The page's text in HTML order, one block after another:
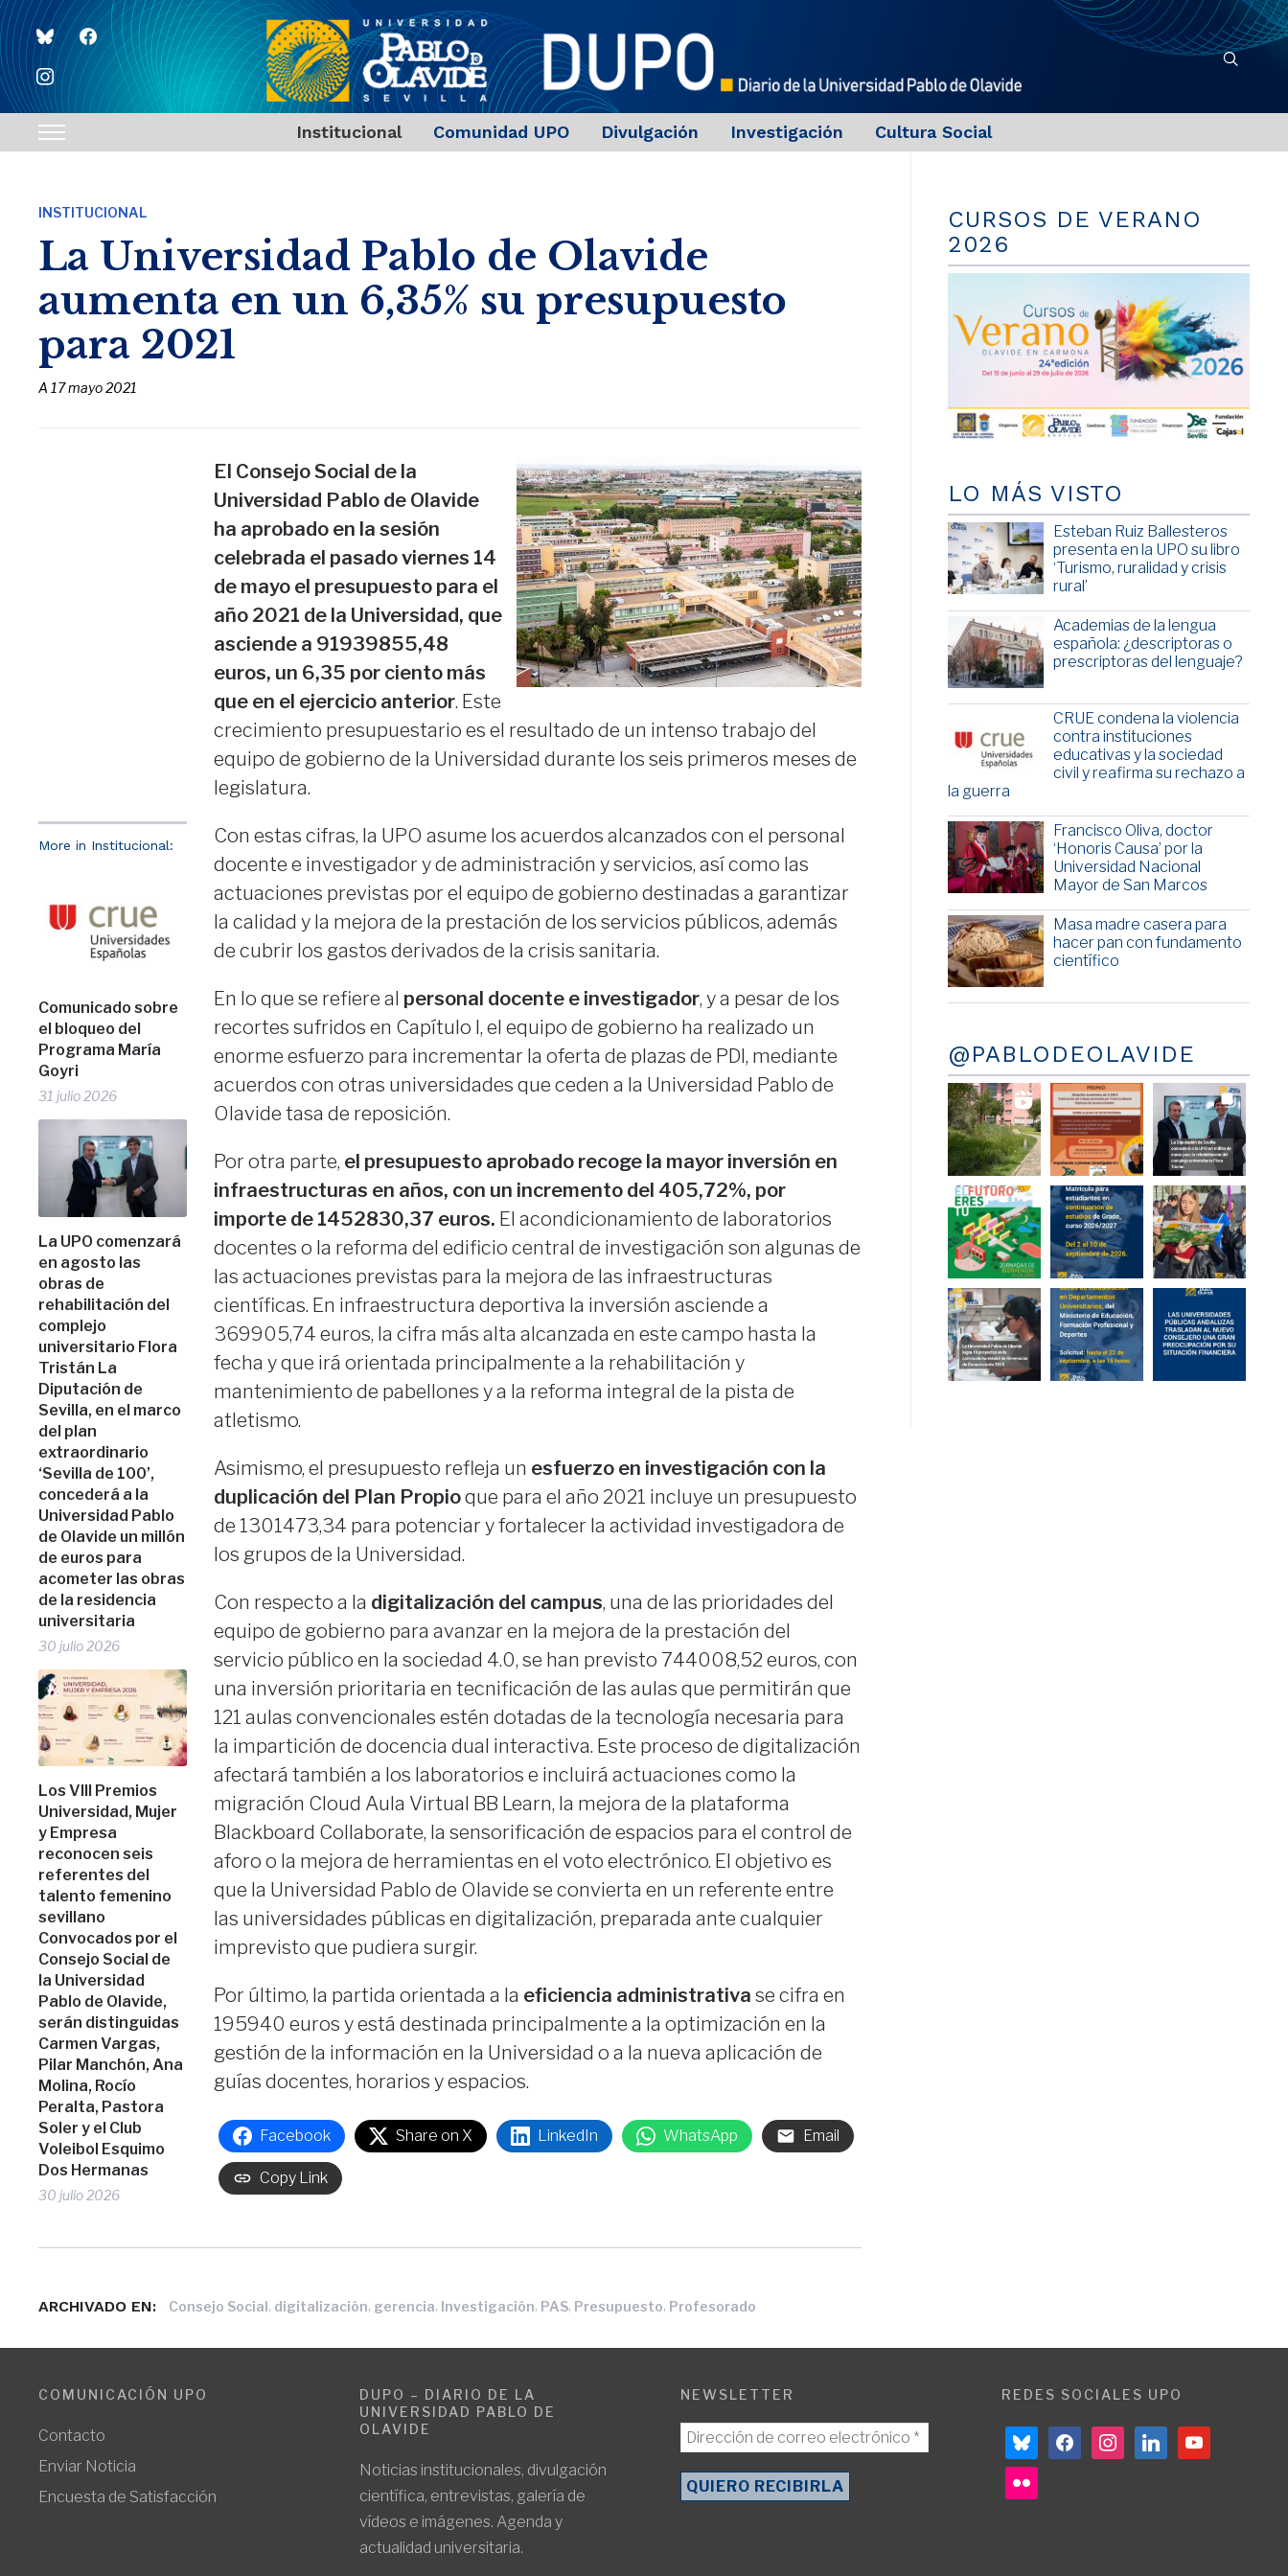
blueskyfacebook
instagram
Toggle
navigation
Institucional Comunidad UPO Divulgación Investigación Cultura Social
INSTITUCIONAL
La Universidad Pablo de Olavide
aumenta en un 6,35% su presupuesto
para 2021
A 17 mayo 2021
More in Institucional:
Comunicado sobre
el bloqueo del
Programa María
Goyri
31 julio 2026
La UPO comenzará
en agosto las
obras de
rehabilitación del
complejo
universitario Flora
Tristán La
Diputación de
Sevilla, en el marco
del plan
extraordinario
‘Sevilla de 100’,
concederá a la
Universidad Pablo
de Olavide un millón
de euros para
acometer las obras
de la residencia
universitaria
30 julio 2026
Los VIII Premios
Universidad, Mujer
y Empresa
reconocen seis
referentes del
talento femenino
sevillano
Convocados por el
Consejo Social de
la Universidad
Pablo de Olavide,
serán distinguidas
Carmen Vargas,
Pilar Manchón, Ana
Molina, Rocío
Peralta, Pastora
Soler y el Club
Voleibol Esquimo
Dos Hermanas
30 julio 2026
El Consejo Social de la
Universidad Pablo de Olavide
ha aprobado en la sesión
celebrada el pasado viernes 14
de mayo el presupuesto para el
año 2021 de la Universidad, que
asciende a 91939855,48
euros, un 6,35 por ciento más
que en el ejercicio anterior. Este
crecimiento presupuestario es el resultado de un intenso trabajo del
equipo de gobierno de la Universidad durante los seis primeros meses de
legislatura.
Con estas cifras, la UPO asume los acuerdos alcanzados con el personal
docente e investigador y de administración y servicios, así como las
actuaciones previstas por el equipo de gobierno destinadas a garantizar
la calidad y la mejora de la prestación de los servicios públicos, además
de cubrir los gastos derivados de la crisis sanitaria.
En lo que se refiere al personal docente e investigador, y a pesar de los
recortes sufridos en Capítulo I, el equipo de gobierno ha realizado un
enorme esfuerzo para incrementar la oferta de plazas de PDI, mediante
acuerdos con otras universidades que ceden a la Universidad Pablo de
Olavide tasa de reposición.
Por otra parte, el presupuesto aprobado recoge la mayor inversión en
infraestructuras en años, con un incremento del 405,72%, por
importe de 1452830,37 euros. El acondicionamiento de laboratorios
docentes o la reforma del edificio central de investigación son algunas de
las actuaciones previstas para la mejora de las infraestructuras
científicas. En infraestructura deportiva la inversión asciende a
369905,74 euros, la cifra más alta alcanzada en este campo hasta la
fecha y que irá orientada principalmente a la rehabilitación y
mantenimiento de pabellones y a la reforma integral de la pista de
atletismo.
Asimismo, el presupuesto refleja un esfuerzo en investigación con la
duplicación del Plan Propioque para el año 2021 incluye un presupuesto
de 1301473,34 para potenciar y fortalecer la actividad investigadora de
los grupos de la Universidad.
Con respecto a la digitalización del campus, una de las prioridades del
equipo de gobierno para avanzar en la mejora de la prestación del
servicio público en la sociedad 4.0, se han previsto 744008,52 euros, con
una inversión prioritaria en tecnificación de las aulas que permitirán que
121 aulas convencionales estén dotadas de la tecnología necesaria para
la impartición de docencia dual interactiva. Este proceso de digitalización
afectará también a los laboratorios e incluirá actuaciones como la
migración Cloud Aula Virtual BB Learn, la mejora de la plataforma
Blackboard Collaborate, la sensorificación de espacios para el control de
aforo o la mejora de herramientas en el voto electrónico. El objetivo es
que la Universidad Pablo de Olavide se convierta en un referente entre
las universidades públicas en digitalización, preparada ante cualquier
imprevisto que pudiera surgir.
Por último, la partida orientada a la eficiencia administrativa se cifra en
195940 euros y está destinada principalmente a la optimización en la
gestión de la información en la Universidad o a la nueva aplicación de
guías docentes, horarios y espacios.
Facebook Share on X LinkedIn WhatsApp Email
Copy Link
ARCHIVADO EN: Consejo Social, digitalización, gerencia, Investigación, PAS, Presupuesto, Profesorado
CURSOS DE VERANO
2026
LO MÁS VISTO
Esteban Ruiz Ballesteros
presenta en la UPO su libro
‘Turismo, ruralidad y crisis
rural’
Academias de la lengua
española: ¿descriptoras o
prescriptoras del lenguaje?
CRUE condena la violencia
contra instituciones
educativas y la sociedad
civil y reafirma su rechazo a
la guerra
Francisco Oliva, doctor
‘Honoris Causa’ por la
Universidad Nacional
Mayor de San Marcos
Masa madre casera para
hacer pan con fundamento
científico
@PABLODEOLAVIDE
COMUNICACIÓN UPO
Contacto
Enviar Noticia
Encuesta de Satisfacción
DUPO – DIARIO DE LA
UNIVERSIDAD PABLO DE
OLAVIDE
Noticias institucionales, divulgación
científica, entrevistas, galería de
vídeos e imágenes. Agenda y
actualidad universitaria.
NEWSLETTER REDES SOCIALES UPO
blueskyfacebookinstagramlinkedin youtube
flickr